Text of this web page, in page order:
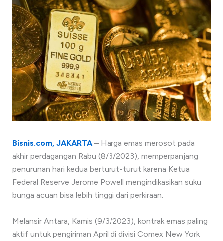
Bisnis.com, JAKARTA– Harga emas merosot pada
akhir perdagangan Rabu (8/3/2023), memperpanjang
penurunan hari kedua berturut-turut karena Ketua
Federal Reserve Jerome Powell mengindikasikan suku
bunga acuan bisa lebih tinggi dari perkiraan.
Melansir Antara, Kamis (9/3/2023), kontrak emas paling
aktif untuk pengiriman April di divisi Comex New York